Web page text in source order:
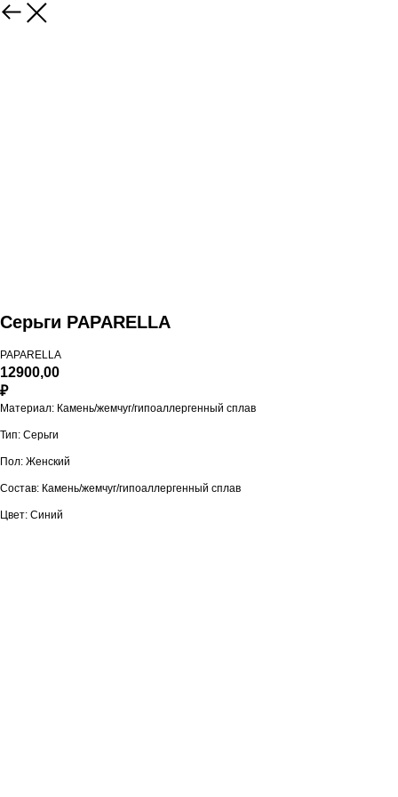
Серьги PAPARELLA
PAPARELLA
12900,00
₽
Материал: Камень/жемчуг/гипоаллергенный сплав
Тип: Серьги
Пол: Женский
Состав: Камень/жемчуг/гипоаллергенный сплав
Цвет: Синий